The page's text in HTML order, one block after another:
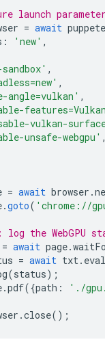
launch
= await
: 'new' ,
,
,
angle=vulkan' ,
vulkan-
unsafe-webgpu' ,
= await browser .
.goto( 'chrome://
the WebGPU
= await page.
= await txt.
(status);
.pdf({path : './
.close();